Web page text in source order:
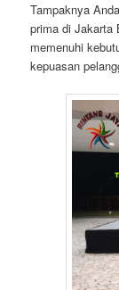
Tampaknya
prima di Jakarta
memenuhi
kepuasan